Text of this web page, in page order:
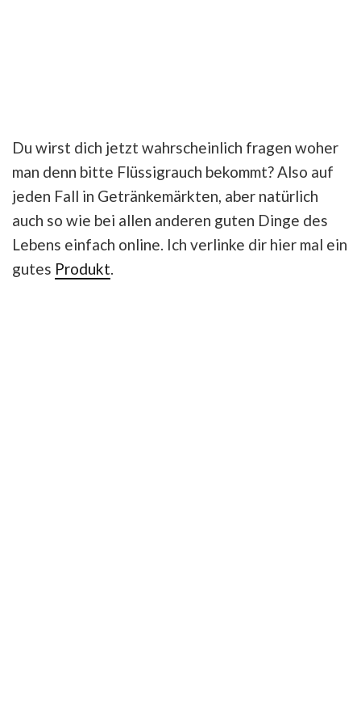
Du wirst dich jetzt wahrscheinlich fragen woher
man denn bitte Flüssigrauch bekommt? Also auf
jeden Fall in Getränkemärkten, aber natürlich
auch so wie bei allen anderen guten Dinge des
Lebens einfach online. Ich verlinke dir hier mal ein
gutes Produkt.